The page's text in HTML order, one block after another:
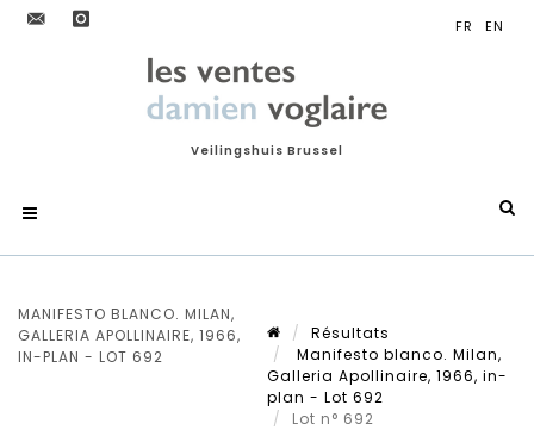
Veilingshuis Brussel
MANIFESTO BLANCO. MILAN,
GALLERIA APOLLINAIRE, 1966,
IN-PLAN - LOT 692
Résultats
Manifesto blanco. Milan,
Galleria Apollinaire, 1966, in-
plan - Lot 692
Lot n° 692